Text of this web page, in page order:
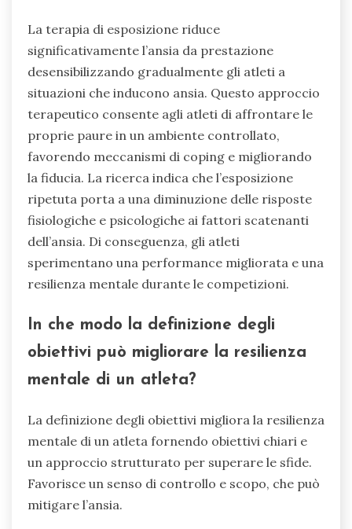
La terapia di esposizione riduce
significativamente l’ansia da prestazione
desensibilizzando gradualmente gli atleti a
situazioni che inducono ansia. Questo approccio
terapeutico consente agli atleti di affrontare le
proprie paure in un ambiente controllato,
favorendo meccanismi di coping e migliorando
la fiducia. La ricerca indica che l’esposizione
ripetuta porta a una diminuzione delle risposte
fisiologiche e psicologiche ai fattori scatenanti
dell’ansia. Di conseguenza, gli atleti
sperimentano una performance migliorata e una
resilienza mentale durante le competizioni.
In che modo la definizione degli
obiettivi può migliorare la resilienza
mentale di un atleta?
La definizione degli obiettivi migliora la resilienza
mentale di un atleta fornendo obiettivi chiari e
un approccio strutturato per superare le sfide.
Favorisce un senso di controllo e scopo, che può
mitigare l’ansia.